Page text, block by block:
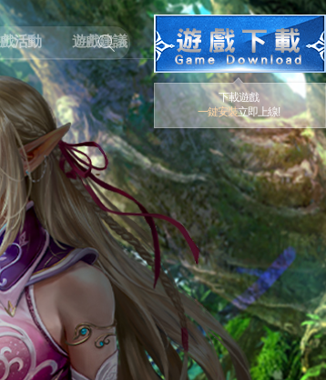
活動 遊戲建議
下載遊戲
一鍵安裝立即上線!